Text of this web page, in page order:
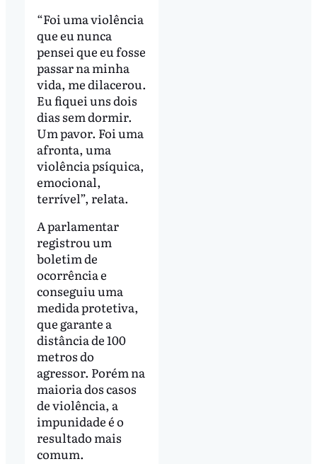
“Foi uma violência
que eu nunca
pensei que eu fosse
passar na minha
vida, me dilacerou.
Eu fiquei uns dois
dias sem dormir.
Um pavor. Foi uma
afronta, uma
violência psíquica,
emocional,
terrível”, relata.
A parlamentar
registrou um
boletim de
ocorrência e
conseguiu uma
medida protetiva,
que garante a
distância de 100
metros do
agressor. Porém na
maioria dos casos
de violência, a
impunidade é o
resultado mais
comum.